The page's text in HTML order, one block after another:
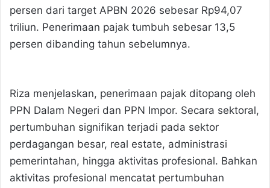
persen dari target APBN 2026 sebesar Rp94,07
triliun. Penerimaan pajak tumbuh sebesar 13,5
persen dibanding tahun sebelumnya.
Riza menjelaskan, penerimaan pajak ditopang oleh
PPN Dalam Negeri dan PPN Impor. Secara sektoral,
pertumbuhan signifikan terjadi pada sektor
perdagangan besar, real estate, administrasi
pemerintahan, hingga aktivitas profesional. Bahkan
aktivitas profesional mencatat pertumbuhan